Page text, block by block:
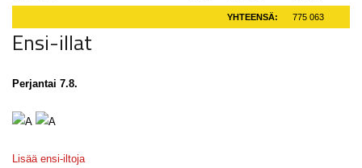
YHTEENSÄ: 775 063
Ensi-illat
Perjantai 7.8.
Lisää ensi-iltoja